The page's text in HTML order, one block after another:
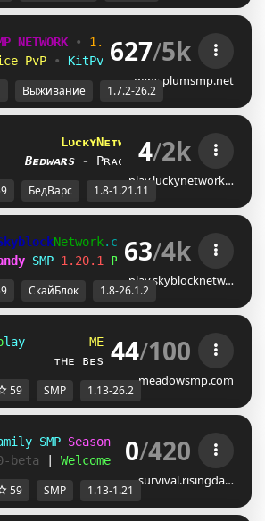
NETWORK • 1.7.2 ➜ 26.2
PvP
• KitPvP • Lifesteal
627/5k
gens.plumsmp.net
Выживание 1.7.2-26.2
LᴜᴄᴋʏNᴇᴛᴡᴏʀᴋ
[1.8 - 1.21.11]
Bᴇᴅᴡᴀʀs - Pʀᴀᴄᴛɪᴄᴇ - ʟᴜᴄᴋʏsᴍᴘ
4/2k
play.luckynetwork…
БедВарс 1.8-1.21.11
Network.com [1.8-26.1.2]
SMP 1.20.1 Play Now!
63/4k
play.skyblocknetw…
СкайБлок 1.8-26.1.2
l ay ME DO W SMP
ʙᴇsᴛ ᴏɴᴇ-sᴛᴏᴘ sᴍᴘ
44/100
meadowsmp.com
59 SMP 1.13-26.2
SMP Season 5 | [ 1.13 1.21
beta
Welcome back!
0/420
survival.risingda…
59 SMP 1.13-1.21